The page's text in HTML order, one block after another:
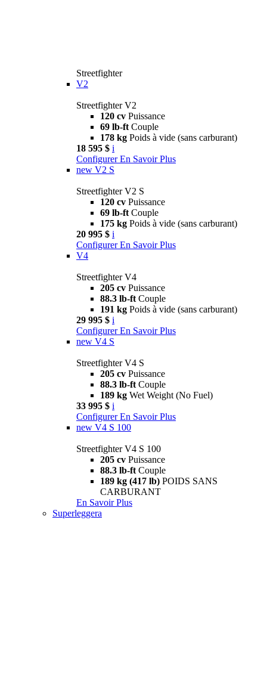
Streetfighter
V2
Streetfighter V2
120 cv Puissance
69 lb-ft Couple
178 kg Poids à vide (sans carburant)
18 595 $ i
Configurer En Savoir Plus
new V2 S
Streetfighter V2 S
120 cv Puissance
69 lb-ft Couple
175 kg Poids à vide (sans carburant)
20 995 $ i
Configurer En Savoir Plus
V4
Streetfighter V4
205 cv Puissance
88.3 lb-ft Couple
191 kg Poids à vide (sans carburant)
29 995 $ i
Configurer En Savoir Plus
new V4 S
Streetfighter V4 S
205 cv Puissance
88.3 lb-ft Couple
189 kg Wet Weight (No Fuel)
33 995 $ i
Configurer En Savoir Plus
new V4 S 100
Streetfighter V4 S 100
205 cv Puissance
88.3 lb-ft Couple
189 kg (417 lb) POIDS SANS
CARBURANT
En Savoir Plus
Superleggera